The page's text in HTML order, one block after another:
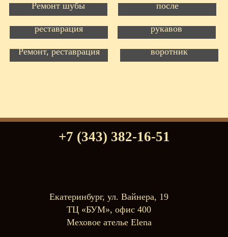
Ремонт шубы
после
Перешив норки,
реставрация
Перекрой,
реставрация, подбор
рукавов
Светлая норка с
отделкой из рыси.
Ремонт, реставрация
Перешив, реставрация,
добавление меха на
воротник
+7 (343) 382-16-51
Екатеринбург, ул. Вайнера, 19
ТЦ «БУМ», офис 400
Меховое ателье Elena